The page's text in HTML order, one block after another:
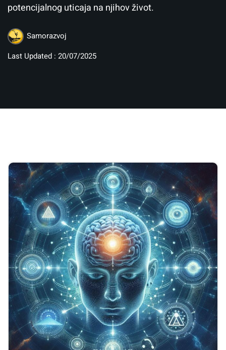
potencijalnog uticaja na njihov život.
Samorazvoj
Last Updated : 20/07/2025